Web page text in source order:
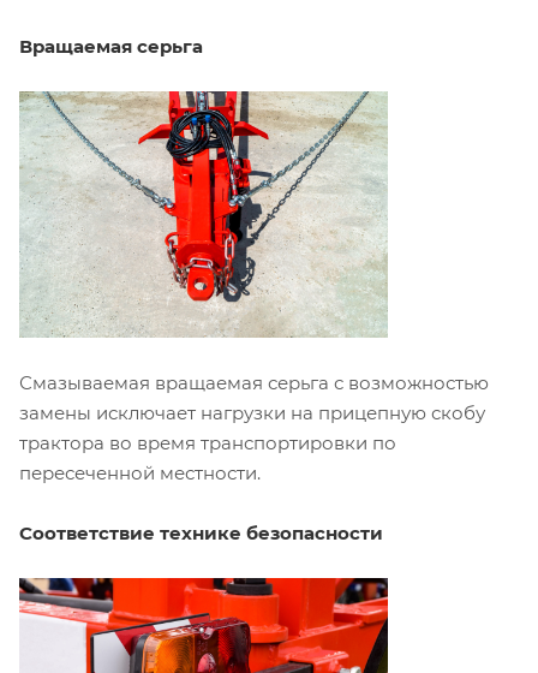
Вращаемая серьга
Смазываемая вращаемая серьга с возможностью
замены исключает нагрузки на прицепную скобу
трактора во время транспортировки по
пересеченной местности.
Соответствие технике безопасности